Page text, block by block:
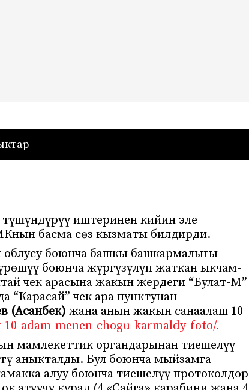
иштеринен кийин эле
басма сөз кызматы билдирди.
боюнча башкы башкармалыгы
боюнча жүргүзүлүп жаткан ыкчам-
чек арасына жакын жердеги “Булат-М”
“Карасай” чек ара пунктунан
(Асанбек) жана анын жакын санаалаш 10
adam-menen-chogu-karmaldy-foto/.
мамлекеттик органдарынан тиешелүү
аныкталды. Бул боюнча мыйзамга
алуу боюнча тиешелүү протоколдор